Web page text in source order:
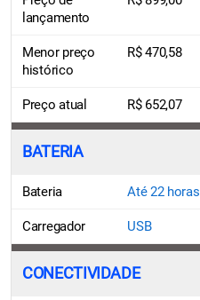
lançamento
Menor preço
histórico
R$ 470,58
Preço atual R$ 652,07
BATERIA
Bateria Até 22 horas
Carregador USB
CONECTIVIDADE